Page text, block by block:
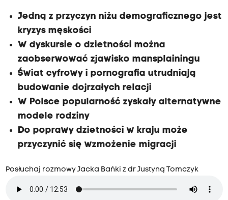
Jedną z przyczyn niżu demograficznego jest
kryzys męskości
W dyskursie o dzietności można
zaobserwować zjawisko mansplainingu
Świat cyfrowy i pornografia utrudniają
budowanie dojrzałych relacji
W Polsce popularność zyskały alternatywne
modele rodziny
Do poprawy dzietności w kraju może
przyczynić się wzmożenie migracji
Posłuchaj rozmowy Jacka Bańki z dr Justyną Tomczyk